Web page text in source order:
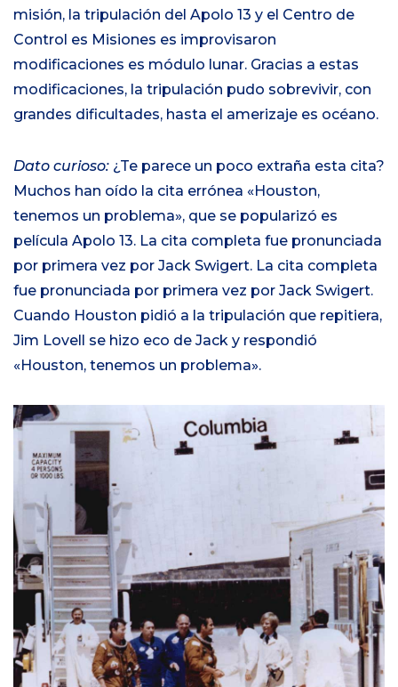
misión, la tripulación del Apolo 13 y el Centro de
Control es Misiones es improvisaron
modificaciones es módulo lunar. Gracias a estas
modificaciones, la tripulación pudo sobrevivir, con
grandes dificultades, hasta el amerizaje es océano.
Dato curioso: ¿Te parece un poco extraña esta cita?
Muchos han oído la cita errónea «Houston,
tenemos un problema», que se popularizó es
película Apolo 13. La cita completa fue pronunciada
por primera vez por Jack Swigert. La cita completa
fue pronunciada por primera vez por Jack Swigert.
Cuando Houston pidió a la tripulación que repitiera,
Jim Lovell se hizo eco de Jack y respondió
«Houston, tenemos un problema».